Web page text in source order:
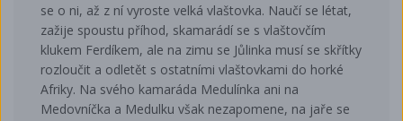
se o ni, až z ní vyroste velká vlaštovka. Naučí se létat,
zažije spoustu příhod, skamarádí se s vlaštovčím
klukem Ferdíkem, ale na zimu se Jůlinka musí se skřítky
rozloučit a odletět s ostatními vlaštovkami do horké
Afriky. Na svého kamaráda Medulínka ani na
Medovníčka a Medulku však nezapomene, na jaře se